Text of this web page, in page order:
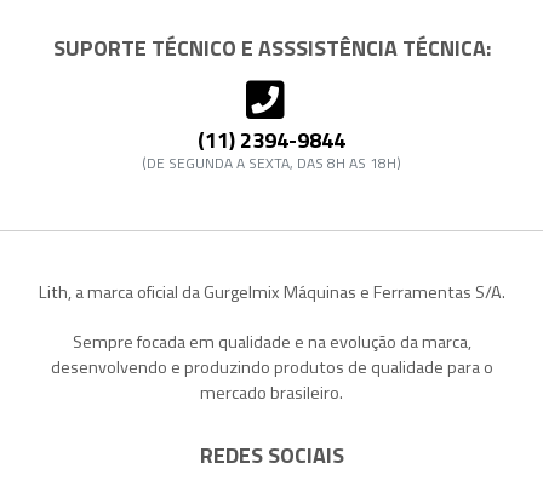
SUPORTE TÉCNICO E ASSSISTÊNCIA TÉCNICA:
(11) 2394-9844
(DE SEGUNDA A SEXTA, DAS 8H AS 18H)
Lith, a marca oficial da Gurgelmix Máquinas e Ferramentas S/A.
Sempre focada em qualidade e na evolução da marca,
desenvolvendo e produzindo produtos de qualidade para o
mercado brasileiro.
REDES SOCIAIS